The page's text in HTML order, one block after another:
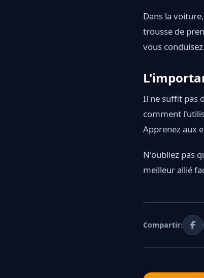
Dans la
trousse de
vous
Il ne suffit pas
comment
Apprenez aux
N'oubliez pas
meilleur allié
Compartir: